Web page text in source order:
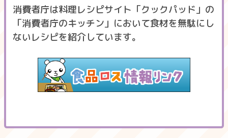
消費者庁は料理レシピサイト「クックパッド」の
「消費者庁のキッチン」において食材を無駄にし
ないレシピを紹介しています。